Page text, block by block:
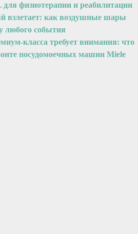
для физиотерапии и реабилитации
взлетает: как воздушные шары
любого события
класса требует внимания: что
посудомоечных машин Miele